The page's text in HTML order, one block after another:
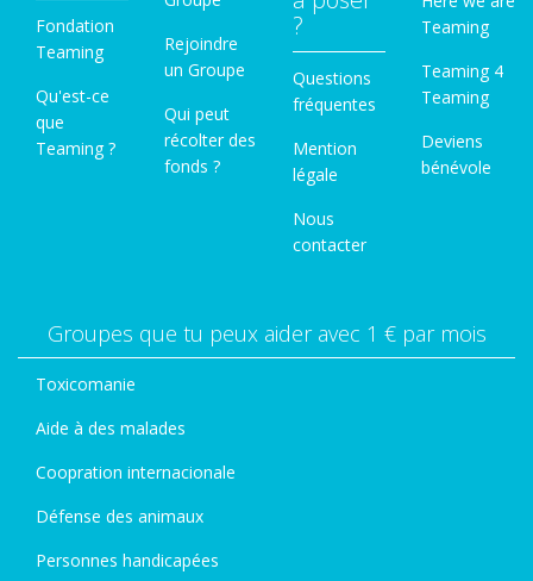
Fondation
Teaming
Qu'est-ce
que
Teaming ?
Rejoindre
un Groupe
Qui peut
récolter des
fonds ?
?
Questions
fréquentes
Mention
légale
Nous
contacter
Teaming
Teaming 4
Teaming
Deviens
bénévole
Groupes que tu peux aider avec 1 € par mois
Toxicomanie
Aide à des malades
Coopration internacionale
Défense des animaux
Personnes handicapées